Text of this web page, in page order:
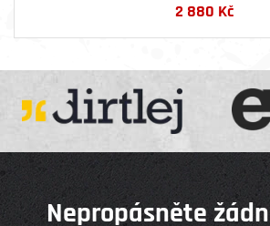
2 880 Kč
Nepropásněte